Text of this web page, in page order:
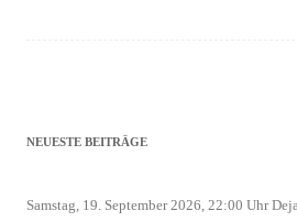
NEUESTE BEITRÄGE
Samstag, 19. September 2026, 22:00 Uhr